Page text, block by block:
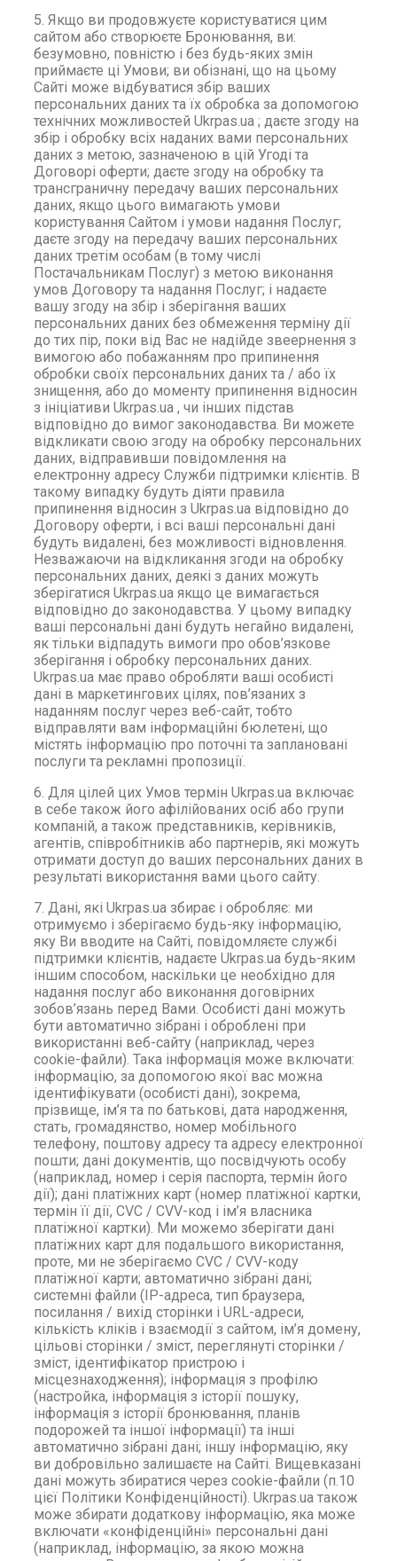
5. Якщо ви продовжуєте користуватися цим
сайтом або створюєте Бронювання, ви:
безумовно, повністю і без будь-яких змін
приймаєте ці Умови; ви обізнані, що на цьому
Сайті може відбуватися збір ваших
персональних даних та їх обробка за допомогою
технічних можливостей Ukrpas.ua ; даєте згоду на
збір і обробку всіх наданих вами персональних
даних з метою, зазначеною в цій Угоді та
Договорі оферти; даєте згоду на обробку та
трансграничну передачу ваших персональних
даних, якщо цього вимагають умови
користування Сайтом і умови надання Послуг;
даєте згоду на передачу ваших персональних
даних третім особам (в тому числі
Постачальникам Послуг) з метою виконання
умов Договору та надання Послуг; і надаєте
вашу згоду на збір і зберігання ваших
персональних даних без обмеження терміну дії
до тих пір, поки від Вас не надійде звеернення з
вимогою або побажанням про припинення
обробки своїх персональних даних та / або їх
знищення, або до моменту припинення відносин
з ініціативи Ukrpas.ua , чи інших підстав
відповідно до вимог законодавства. Ви можете
відкликати свою згоду на обробку персональних
даних, відправивши повідомлення на
електронну адресу Служби підтримки клієнтів. В
такому випадку будуть діяти правила
припинення відносин з Ukrpas.ua відповідно до
Договору оферти, і всі ваші персональні дані
будуть видалені, без можливості відновлення.
Незважаючи на відкликання згоди на обробку
персональних даних, деякі з даних можуть
зберігатися Ukrpas.ua якщо це вимагається
відповідно до законодавства. У цьому випадку
ваші персональні дані будуть негайно видалені,
як тільки відпадуть вимоги про обов’язкове
зберігання і обробку персональних даних.
Ukrpas.ua має право обробляти ваші особисті
дані в маркетингових цілях, пов’язаних з
наданням послуг через веб-сайт, тобто
відправляти вам інформаційні бюлетені, що
містять інформацію про поточні та заплановані
послуги та рекламні пропозиції.
6. Для цілей цих Умов термін Ukrpas.ua включає
в себе також його афілійованих осіб або групи
компаній, а також представників, керівників,
агентів, співробітників або партнерів, які можуть
отримати доступ до ваших персональних даних в
результаті використання вами цього сайту.
7. Дані, які Ukrpas.ua збирає і обробляє: ми
отримуємо і зберігаємо будь-яку інформацію,
яку Ви вводите на Сайті, повідомляєте службі
підтримки клієнтів, надаєте Ukrpas.ua будь-яким
іншим способом, наскільки це необхідно для
надання послуг або виконання договірних
зобов’язань перед Вами. Особисті дані можуть
бути автоматично зібрані і оброблені при
використанні веб-сайту (наприклад, через
cookie-файли). Така інформація може включати:
інформацію, за допомогою якої вас можна
ідентифікувати (особисті дані), зокрема,
прізвище, ім’я та по батькові, дата народження,
стать, громадянство, номер мобільного
телефону, поштову адресу та адресу електронної
пошти; дані документів, що посвідчують особу
(наприклад, номер і серія паспорта, термін його
дії); дані платіжних карт (номер платіжної картки,
термін її дії, CVC / CVV-код і ім’я власника
платіжної картки). Ми можемо зберігати дані
платіжних карт для подальшого використання,
проте, ми не зберігаємо CVC / CVV-коду
платіжної карти; автоматично зібрані дані;
системні файли (IP-адреса, тип браузера,
посилання / вихід сторінки і URL-адреси,
кількість кліків і взаємодії з сайтом, ім’я домену,
цільові сторінки / зміст, переглянуті сторінки /
зміст, ідентифікатор пристрою і
місцезнаходження); інформація з профілю
(настройка, інформація з історії пошуку,
інформація з історії бронювання, планів
подорожей та іншої інформації) та інші
автоматично зібрані дані; іншу інформацію, яку
ви добровільно залишаєте на Сайті. Вищевказані
дані можуть збиратися через cookie-файли (п.10
цієї Політики Конфіденційності). Ukrpas.ua також
може збирати додаткову інформацію, яка може
включати «конфіденційні» персональні дані
(наприклад, інформацію, за якою можна